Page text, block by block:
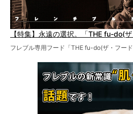
【特集】永遠の選択。「THE fu-do(ザ
フレブル専用フード「THE fu-do(ザ・フード